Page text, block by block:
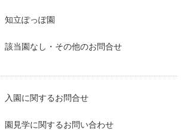
知立ぽっぽ園
該当園なし・その他のお問合せ
入園に関するお問合せ
園見学に関するお問い合わせ